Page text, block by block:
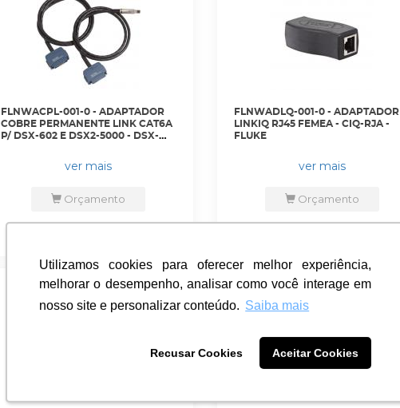
Utilizamos cookies para oferecer melhor experiência,
melhorar o desempenho, analisar como você interage em
nosso site e personalizar conteúdo. Saiba mais
Recusar Cookies Aceitar Cookies
Utilizamos cookies para oferecer melhor experiência,
melhorar o desempenho, analisar como você interage em
nosso site e personalizar conteúdo. Saiba mais
Recusar Cookies Aceitar Cookies
FLNWACPL-001-0 - ADAPTADOR
COBRE PERMANENTE LINK CAT6A
P/ DSX-602 E DSX2-5000 - DSX-
ver mais
Orçamento
FLNWADLQ-001-0 - ADAPTADOR
LINKIQ RJ45 FEMEA - CIQ-RJA -
FLUKE
ver mais
Orçamento